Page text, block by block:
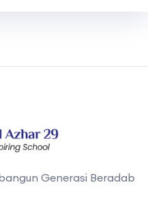
Generasi Beradab